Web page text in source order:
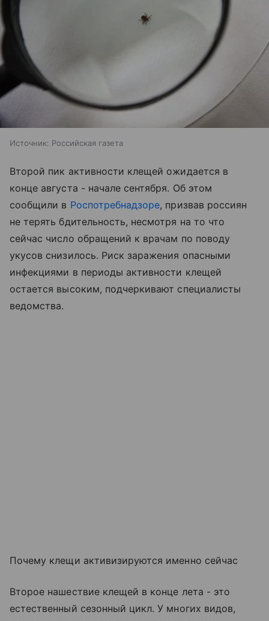
Источник: Российская газета
Второй пик активности клещей ожидается в
конце августа - начале сентября. Об этом
сообщили в Роспотребнадзоре, призвав россиян
не терять бдительность, несмотря на то что
сейчас число обращений к врачам по поводу
укусов снизилось. Риск заражения опасными
инфекциями в периоды активности клещей
остается высоким, подчеркивают специалисты
ведомства.
Почему клещи активизируются именно сейчас
Второе нашествие клещей в конце лета - это
естественный сезонный цикл. У многих видов,